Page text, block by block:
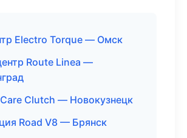
Electro Torque — Омск
Route Linea —
Clutch — Новокузнецк
Road V8 — Брянск